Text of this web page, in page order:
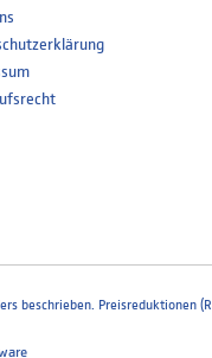
beschrieben. Preisreduktionen